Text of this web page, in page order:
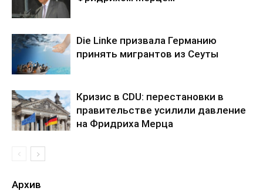
Die Linke призвала Германию
принять мигрантов из Сеуты
Кризис в CDU: перестановки в
правительстве усилили давление
на Фридриха Мерца
Архив